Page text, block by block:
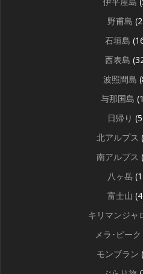
野甫島
石垣島
西表島
波照間島
与那国島
日帰り
北アルプス
南アルプス
八ヶ岳
富士山
キリマンジャ
メラ･ピーク
モンブラン